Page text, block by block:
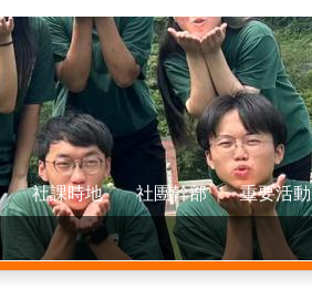
社課時地 社團幹部 重要活動